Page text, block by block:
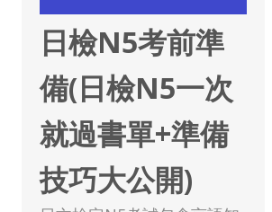
日檢N5考前準
備(日檢N5一次
就過書單+準備
技巧大公開)